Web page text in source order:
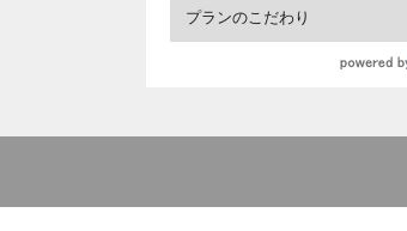
プランのこだわり